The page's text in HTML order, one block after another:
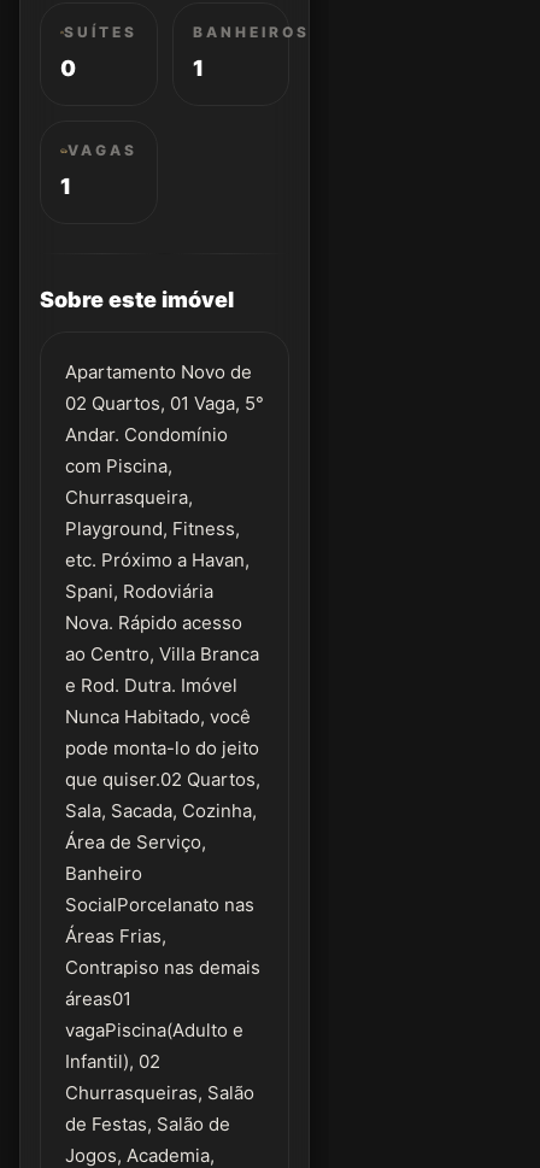
SUÍTES
0
BANHEIROS
1
VAGAS
1
Sobre este imóvel
Apartamento Novo de
02 Quartos, 01 Vaga, 5°
Andar. Condomínio
com Piscina,
Churrasqueira,
Playground, Fitness,
etc. Próximo a Havan,
Spani, Rodoviária
Nova. Rápido acesso
ao Centro, Villa Branca
e Rod. Dutra. Imóvel
Nunca Habitado, você
pode monta-lo do jeito
que quiser.02 Quartos,
Sala, Sacada, Cozinha,
Área de Serviço,
Banheiro
SocialPorcelanato nas
Áreas Frias,
Contrapiso nas demais
áreas01
vagaPiscina(Adulto e
Infantil), 02
Churrasqueiras, Salão
de Festas, Salão de
Jogos, Academia,